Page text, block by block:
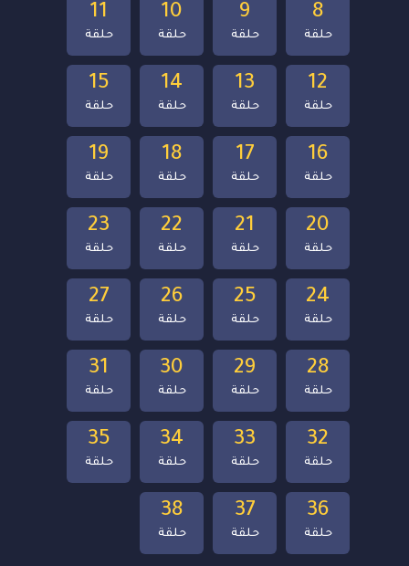
38
حلقة
37
حلقة
36
حلقة
35
حلقة
34
حلقة
33
حلقة
32
حلقة
31
حلقة
30
حلقة
29
حلقة
28
حلقة
27
حلقة
26
حلقة
25
حلقة
24
حلقة
23
حلقة
22
حلقة
21
حلقة
20
حلقة
19
حلقة
18
حلقة
17
حلقة
16
حلقة
15
حلقة
14
حلقة
13
حلقة
12
حلقة
11
حلقة
10
حلقة
9
حلقة
8
حلقة